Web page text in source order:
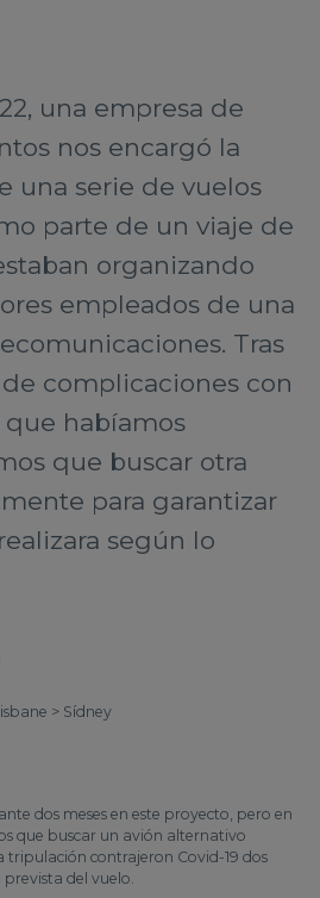
una empresa de
nos encargó la
una serie de vuelos
parte de un viaje de
organizando
empleados de una
Tras
complicaciones con
habíamos
que buscar otra
para garantizar
según lo
> Sídney
dos meses en este proyecto, pero en
que buscar un avión alternativo
tripulación contrajeron Covid-19 dos
prevista del vuelo.